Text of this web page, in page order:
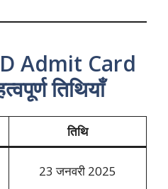
Admit Card
तिथियाँ
तिथि
23 जनवरी 2025